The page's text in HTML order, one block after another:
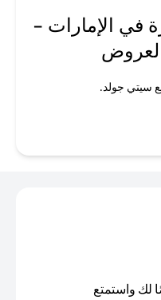
في الإمارات -
سيتي جولد.
لك واستمتع